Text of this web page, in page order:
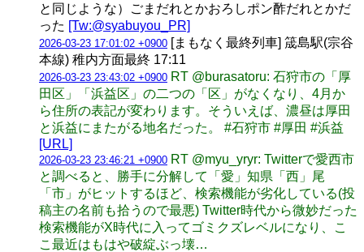
と同じような）ごまだれとかおろしポン酢だれとかだ
った [Tw:@syabuyou_PR]
2026-03-23 17:01:02 +0900 [まもなく最終列車] 筬島駅(宗谷
本線) 稚内方面最終 17:11
2026-03-23 23:43:02 +0900 RT @burasatoru: 石狩市の「厚
田区」「浜益区」の二つの「区」がなくなり、4月か
ら住所の表記が変わります。そういえば、濃昼は厚田
と浜益にまたがる地名だった。 #石狩市 #厚田 #浜益
[URL]
2026-03-23 23:46:21 +0900 RT @myu_yryr: Twitterで愛西市
と調べると、勝手に分解して「愛」知県「西」尾
「市」がヒットするほど、検索機能が劣化している(投
稿主の名前も拾うので最悪) Twitter時代から微妙だった
検索機能がX時代に入ってゴミクズレベルになり、こ
こ最近はもはや破綻ぶっ壊…